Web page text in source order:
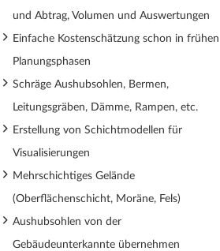
und Abtrag, Volumen und Auswertungen
Einfache Kostenschätzung schon in frühen
Planungsphasen
Schräge Aushubsohlen, Bermen,
Leitungsgräben, Dämme, Rampen, etc.
Erstellung von Schichtmodellen für
Visualisierungen
Mehrschichtiges Gelände
(Oberflächenschicht, Moräne, Fels)
Aushubsohlen von der
Gebäudeunterkannte übernehmen